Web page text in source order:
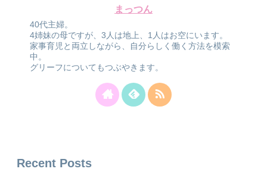
まっつん
40代主婦。
4姉妹の母ですが、3人は地上、1人はお空にいます。
家事育児と両立しながら、自分らしく働く方法を模索
中。
グリーフについてもつぶやきます。
Recent Posts